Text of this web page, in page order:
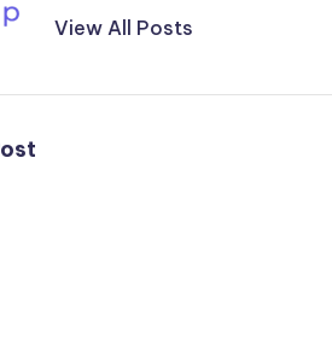
View All Posts